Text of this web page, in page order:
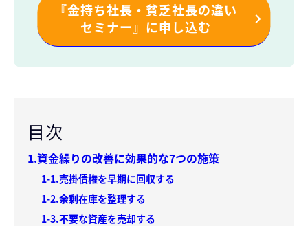
『金持ち社長・貧乏社長の違い
セミナー』に申し込む
目次
1.資金繰りの改善に効果的な7つの施策
1-1.売掛債権を早期に回収する
1-2.余剰在庫を整理する
1-3.不要な資産を売却する